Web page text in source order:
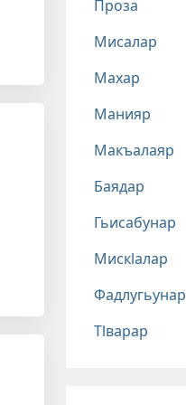
Проза
Мисалар
Махар
Манияр
Макъалаяр
Баядар
Гьисабунар
Мискlалар
Фадлугьунар
Тlварар